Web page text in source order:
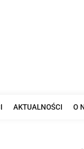
AKTUALNOŚCI O